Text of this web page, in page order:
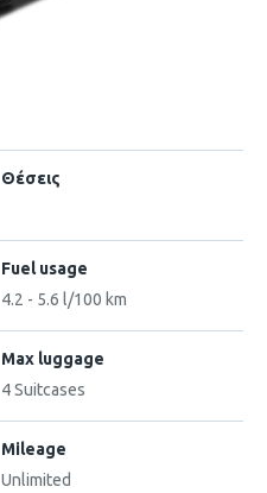
Θέσεις
Fuel usage
4.2 - 5.6 l/100 km
Max luggage
4 Suitcases
Mileage
Unlimited